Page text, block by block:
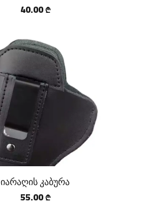
40.00 ₾
იარაღის კაბურა
55.00 ₾